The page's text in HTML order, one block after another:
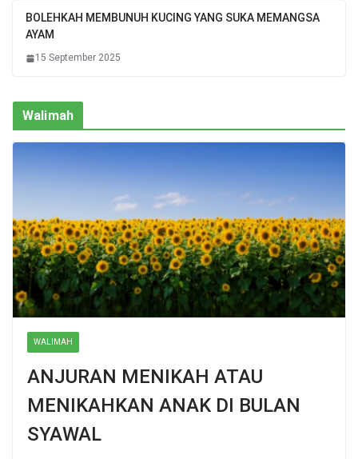
BOLEHKAH MEMBUNUH KUCING YANG SUKA MEMANGSA
AYAM
15 September 2025
Walimah
WALIMAH
ANJURAN MENIKAH ATAU
MENIKAHKAN ANAK DI BULAN
SYAWAL